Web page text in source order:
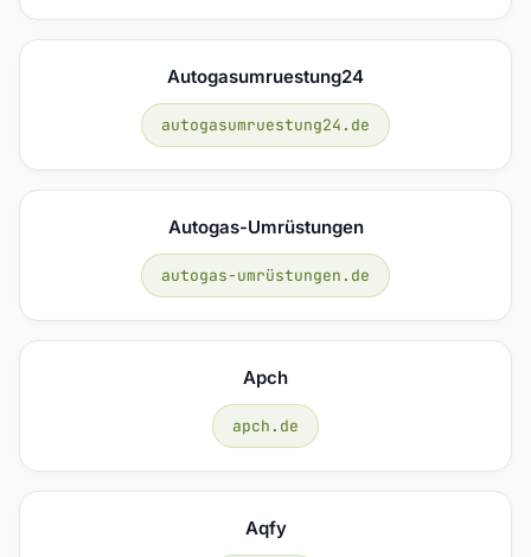
Autogasumruestung24
autogasumruestung24.de
Autogas-Umrüstungen
autogas-umrüstungen.de
Apch
apch.de
Aqfy